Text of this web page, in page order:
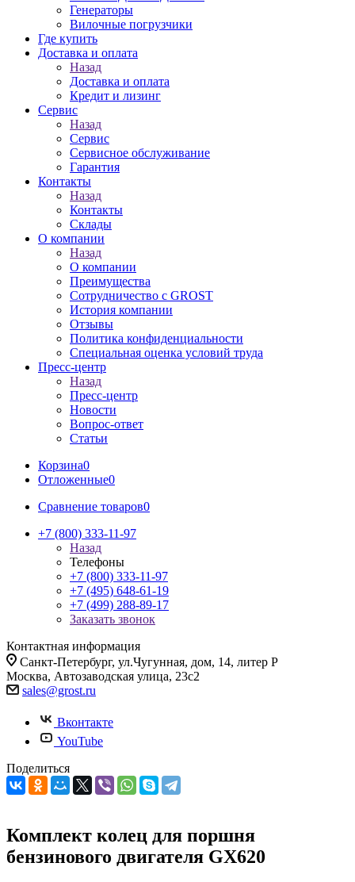
Генераторы
Вилочные погрузчики
Где купить
Доставка и оплата
Назад
Доставка и оплата
Кредит и лизинг
Сервис
Назад
Сервис
Сервисное обслуживание
Гарантия
Контакты
Назад
Контакты
Склады
О компании
Назад
О компании
Преимущества
Сотрудничество с GROST
История компании
Отзывы
Политика конфиденциальности
Специальная оценка условий труда
Пресс-центр
Назад
Пресс-центр
Новости
Вопрос-ответ
Статьи
Корзина0
Отложенные0
Сравнение товаров0
+7 (800) 333-11-97
Назад
Телефоны
+7 (800) 333-11-97
+7 (495) 648-61-19
+7 (499) 288-89-17
Заказать звонок
Контактная информация
Санкт-Петербург, ул.Чугунная, дом, 14, литер Р
Москва, Автозаводская улица, 23с2
sales@grost.ru
Вконтакте
YouTube
Поделиться
Комплект колец для поршня
бензинового двигателя GХ620